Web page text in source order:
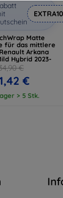
EXTRA10
Matte
für das mittlere
Arkana
Hybrid 2023-
€
€
> 5 Stk.